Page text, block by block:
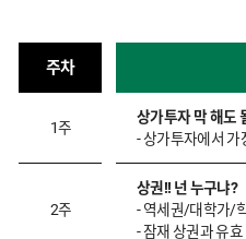
주차
1주
상가투자 막 해도
- 상가투자에서 가
2주
상권!! 넌 누구냐?
- 역세권/대학가/
- 잠재 상권과 유효